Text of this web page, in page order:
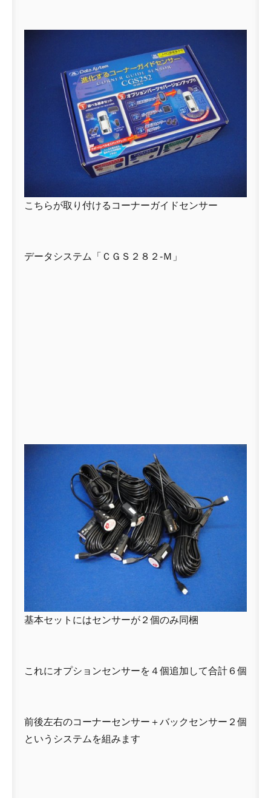
こちらが取り付けるコーナーガイドセンサー
データシステム「ＣＧＳ２８２-Ｍ」
基本セットにはセンサーが２個のみ同梱
これにオプションセンサーを４個追加して合計６個
前後左右のコーナーセンサー＋バックセンサー２個
というシステムを組みます